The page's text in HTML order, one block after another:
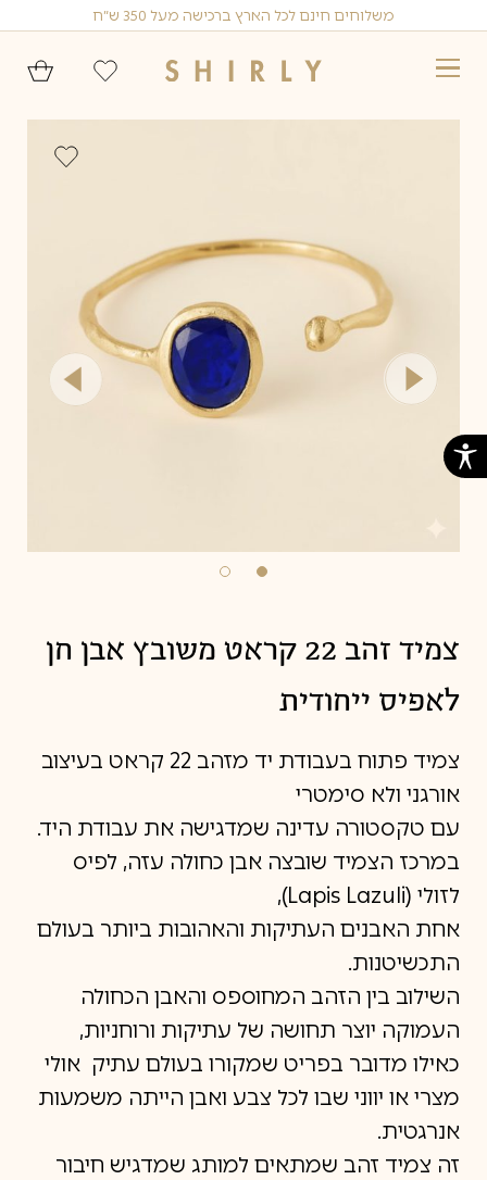
to
content
משלוחים חינם לכל הארץ ברכישה מעל 350 ש״ח
צמיד זהב 22 קראט משובץ אבן חן
לאפיס ייחודית
צמיד פתוח בעבודת יד מזהב 22 קראט בעיצוב
אורגני ולא סימטרי
עם טקסטורה עדינה שמדגישה את עבודת היד.
במרכז הצמיד שובצה אבן כחולה עזה, לפיס
לזולי (Lapis Lazuli),
אחת האבנים העתיקות והאהובות ביותר בעולם
התכשיטנות.
השילוב בין הזהב המחוספס והאבן הכחולה
העמוקה יוצר תחושה של עתיקות ורוחניות,
כאילו מדובר בפריט שמקורו בעולם עתיק אולי
מצרי או יווני שבו לכל צבע ואבן הייתה משמעות
אנרגטית.
זה צמיד זהב שמתאים למותג שמדגיש חיבור